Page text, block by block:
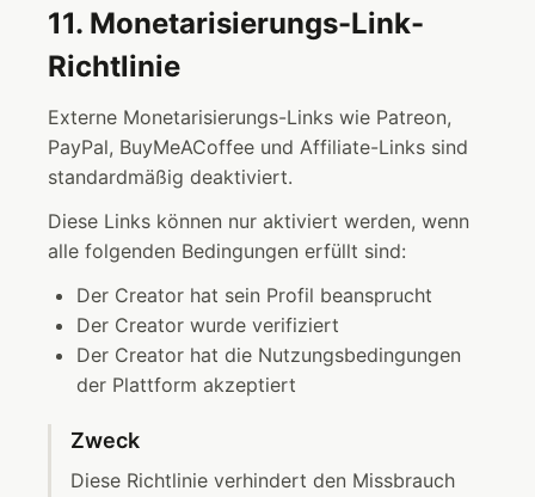
11. Monetarisierungs-Link-
Richtlinie
Externe Monetarisierungs-Links wie Patreon,
PayPal, BuyMeACoffee und Affiliate-Links sind
standardmäßig deaktiviert.
Diese Links können nur aktiviert werden, wenn
alle folgenden Bedingungen erfüllt sind:
Der Creator hat sein Profil beansprucht
Der Creator wurde verifiziert
Der Creator hat die Nutzungsbedingungen
der Plattform akzeptiert
Zweck
Diese Richtlinie verhindert den Missbrauch